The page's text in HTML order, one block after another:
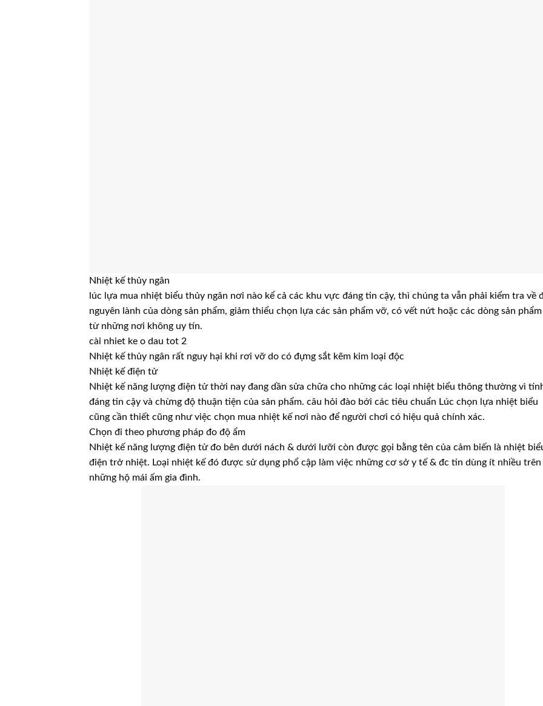
Nhiệt kế thủy ngân
lúc lựa mua nhiệt biểu thủy ngân nơi nào kể cả các khu vực đáng tin cậy, thì chúng ta vẫn phải kiểm tra về
nguyên lành của dòng sản phẩm, giảm thiểu chọn lựa các sản phẩm vỡ, có vết nứt hoặc các dòng sản
từ những nơi không uy tín.
cài nhiet ke o dau tot 2
Nhiệt kế thủy ngân rất nguy hại khi rơi vỡ do có đựng sắt kẽm kim loại độc
Nhiệt kế điện tử
Nhiệt kế năng lượng điện tử thời nay đang dần sửa chữa cho những các loại nhiệt biểu thông thường vì
đáng tin cậy và chừng độ thuận tiện của sản phẩm. câu hỏi đào bới các tiêu chuẩn Lúc chọn lựa nhiệt biểu
cũng cần thiết cũng như việc chọn mua nhiệt kế nơi nào để người chơi có hiệu quả chính xác.
Chọn đi theo phương pháp đo độ ẩm
Nhiệt kế năng lượng điện tử đo bên dưới nách & dưới lưỡi còn được gọi bằng tên của cảm biến là nhiệt
điện trở nhiệt. Loại nhiệt kế đó được sử dụng phổ cập làm việc những cơ sở y tế & đc tin dùng ít nhiều trên
những hộ mái ấm gia đình.